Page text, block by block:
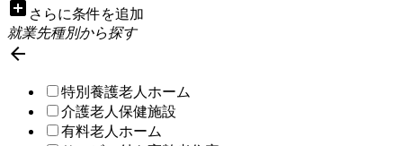
add_box さらに条件を追加
就業先種別から探す

特別養護老人ホーム
介護老人保健施設
有料老人ホーム